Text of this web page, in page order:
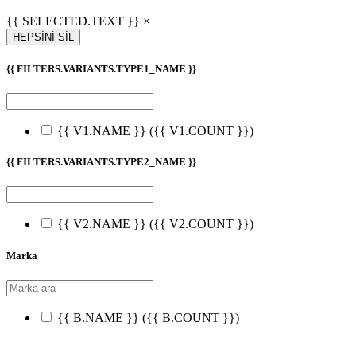
{{ SELECTED.TEXT }} ×
HEPSİNİ SİL
{{ FILTERS.VARIANTS.TYPE1_NAME }}
{{ V1.NAME }} ({{ V1.COUNT }})
{{ FILTERS.VARIANTS.TYPE2_NAME }}
{{ V2.NAME }} ({{ V2.COUNT }})
Marka
{{ B.NAME }} ({{ B.COUNT }})